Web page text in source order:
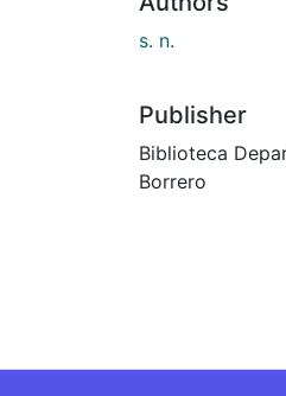
Biblioteca